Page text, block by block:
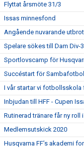
Flyttat årsmöte 31/3
Issas minnesfond
Angående nuvarande
Spelare sökes till Dam Div-3
Sportlovscamp för
Succéstart för
I vår startar vi
Inbjudan till HFF - Cupen
Rutinerad tränare får ny roll
Medlemsutskick 2020
Husqvarna FF’s akademi